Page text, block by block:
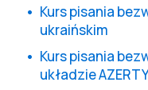
Kurs pisania
ukraińskim
Kurs pisania
układzie